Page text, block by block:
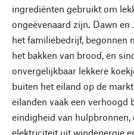
ingrediënten gebruikt om
ongeëvenaard zijn. Dawn en
het familiebedrijf, begonnen
het bakken van brood, en
onvergelijkbaar lekkere
buiten het eiland op de
eilanden vaak een verhoogd
eindigheid van
elektriciteit uit windenergie